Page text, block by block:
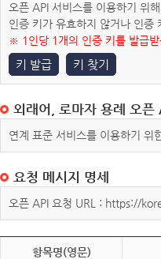
오픈 API 서비스를 이용하기 위
인증 키가 유효하지 않거나 인증
※ 1인당 1개의 인증 키를 발급받
키 발급 키 찾기
외래어, 로마자 용례 오픈
연계 표준 서비스를 이용하기 위
요청 메시지 명세
오픈 API 요청 URL : https://
항목명(영문)